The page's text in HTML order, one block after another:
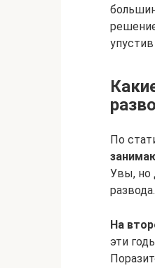
По
Увы, но
развода.
На
эти